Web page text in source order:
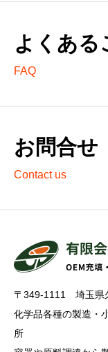
よくある
FAQ
お問合せ
Contact us
〒349-1111 埼玉県
化学品各種の製造・
所